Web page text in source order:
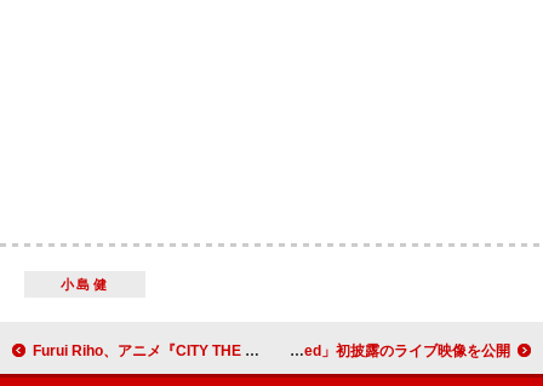
小島健
Furui Riho、アニメ『CITY THE ANIMATION』OP主題歌「Hello」ライブ映像を公開 ミンホ（SHINee）、日本ソロ曲「Sunkissed」初披露のライブ映像を公開